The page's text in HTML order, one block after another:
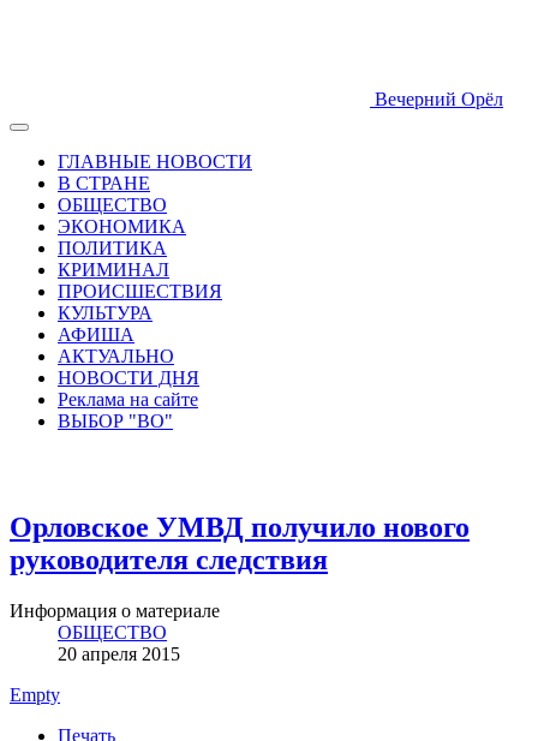
Вечерний Орёл
ГЛАВНЫЕ НОВОСТИ
В СТРАНЕ
ОБЩЕСТВО
ЭКОНОМИКА
ПОЛИТИКА
КРИМИНАЛ
ПРОИСШЕСТВИЯ
КУЛЬТУРА
АФИША
АКТУАЛЬНО
НОВОСТИ ДНЯ
Реклама на сайте
ВЫБОР "ВО"
Орловское УМВД получило нового
руководителя следствия
Информация о материале
ОБЩЕСТВО
20 апреля 2015
Empty
Печать